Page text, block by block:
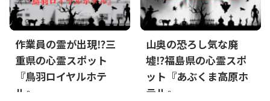
作業員の霊が出現⁉三
重県の心霊スポット
『鳥羽ロイヤルホテ
ル』
山奥の恐ろし気な廃
墟⁉福島県の心霊スポ
ット『あぶくま高原ホ
テル』